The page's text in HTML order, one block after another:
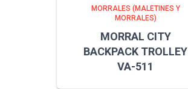
MORRALES (MALETINES Y
MORRALES)
MORRAL CITY
BACKPACK TROLLEY
VA-511